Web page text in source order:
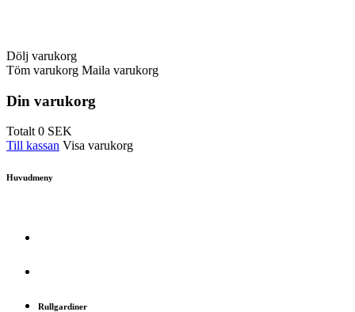
Dölj varukorg
Töm varukorg Maila varukorg
Din varukorg
Totalt0 SEK
Till kassan Visa varukorg
Huvudmeny
Rullgardiner